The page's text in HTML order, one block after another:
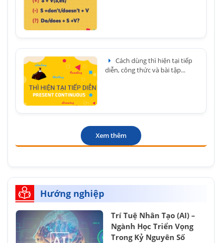
Cách dùng thì hiện tại tiếp
diễn, công thức và bài tập...
Xem thêm
Hướng nghiệp
Trí Tuệ Nhân Tạo (AI) –
Ngành Học Triển Vọng
Trong Kỷ Nguyên Số